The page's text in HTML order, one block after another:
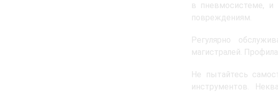
в пневмосистеме, и
повреждениям.
Регулярно
магистралей.
Не пытайтесь
инструментов.